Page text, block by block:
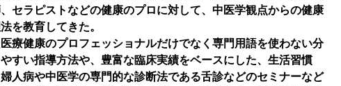
セラピストなどの健康のプロに対して、中医学観点からの健康
を教育してきた。
医療健康のプロフェッショナルだけでなく専門用語を使わない分
すい指導方法や、豊富な臨床実績をベースにした、生活習慣
人病や中医学の専門的な診断法である舌診などのセミナーなど